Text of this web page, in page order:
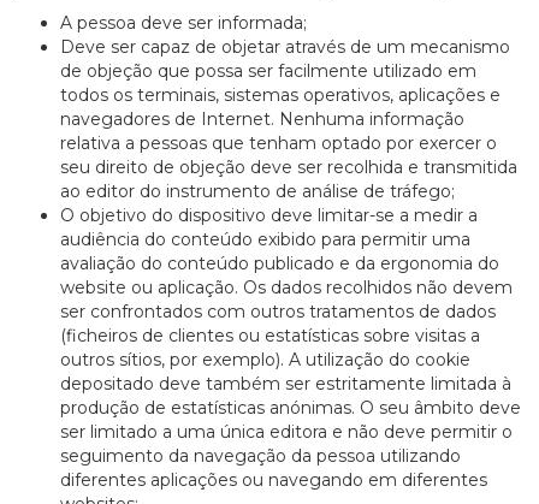
A pessoa deve ser informada;
Deve ser capaz de objetar através de um mecanismo
de objeção que possa ser facilmente utilizado em
todos os terminais, sistemas operativos, aplicações e
navegadores de Internet. Nenhuma informação
relativa a pessoas que tenham optado por exercer o
seu direito de objeção deve ser recolhida e transmitida
ao editor do instrumento de análise de tráfego;
O objetivo do dispositivo deve limitar-se a medir a
audiência do conteúdo exibido para permitir uma
avaliação do conteúdo publicado e da ergonomia do
website ou aplicação. Os dados recolhidos não devem
ser confrontados com outros tratamentos de dados
(ficheiros de clientes ou estatísticas sobre visitas a
outros sítios, por exemplo). A utilização do cookie
depositado deve também ser estritamente limitada à
produção de estatísticas anónimas. O seu âmbito deve
ser limitado a uma única editora e não deve permitir o
seguimento da navegação da pessoa utilizando
diferentes aplicações ou navegando em diferentes